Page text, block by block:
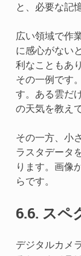
と、必要な記
広い領域で作
に感心がない
利なこともあ
その一例です
す。ある雲だ
の天気を教え
その一方、小
ラスタデータ
ります。画像
らです。
6.6. スペ
デジタルカメ